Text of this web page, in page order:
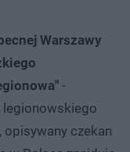
Warszawy
-
czekan